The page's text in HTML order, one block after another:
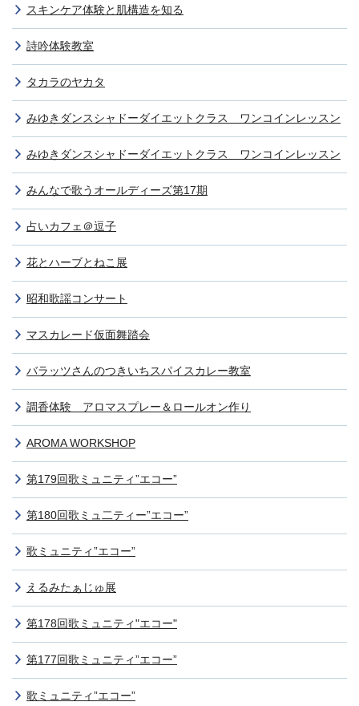
スキンケア体験と肌構造を知る
詩吟体験教室
タカラのヤカタ
みゆきダンスシャドーダイエットクラス ワンコインレッスン
みゆきダンスシャドーダイエットクラス ワンコインレッスン
みんなで歌うオールディーズ第17期
占いカフェ＠逗子
花とハーブとねこ展
昭和歌謡コンサート
マスカレード仮面舞踏会
バラッツさんのつきいちスパイスカレー教室
調香体験 アロマスプレー＆ロールオン作り
AROMA WORKSHOP
第179回歌ミュニティ”エコー”
第180回歌ミュ二ティー”エコー”
歌ミュニティ”エコー”
えるみたぁじゅ展
第178回歌ミュニティ"エコー"
第177回歌ミュニティ”エコー”
歌ミュニティ”エコー”